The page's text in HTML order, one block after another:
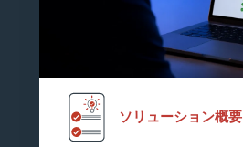
ソリューション概要